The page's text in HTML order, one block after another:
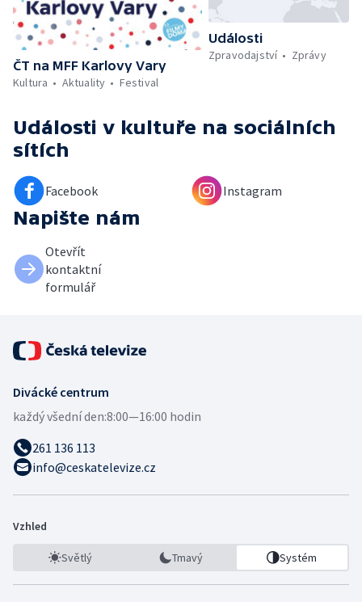
ČT na MFF Karlovy Vary
Kultura
Aktuality Festival
Události
Zpravodajství
Zprávy
Události v kultuře na sociálních
sítích
Facebook Instagram
Napište nám
Otevřít
kontaktní
formulář
Divácké centrum
každý všední den:8:00—16:00 hodin
261 136 113
info@ceskatelevize.cz
Vzhled
Světlý Tmavý Systém